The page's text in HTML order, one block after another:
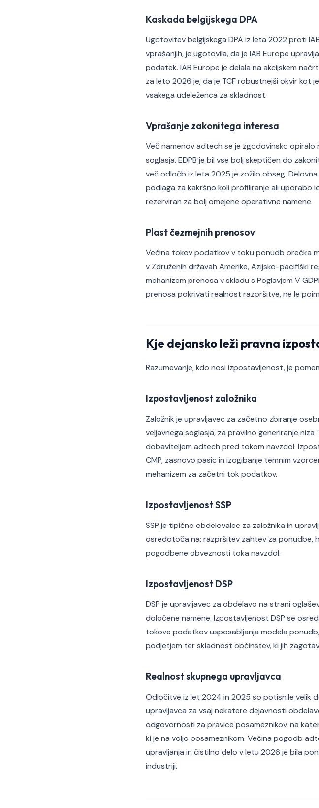
Kaskada belgijskega DPA
Ugotovitev belgijskega DPA iz leta 2022 proti
vprašanjih, je ugotovila, da je IAB Europe
podatek. IAB Europe je delala na akcijskem
za leto 2026 je, da je TCF robustnejši okvir kot
vsakega udeleženca za skladnost.
Vprašanje zakonitega interesa
Več namenov adtech se je zgodovinsko
soglasja. EDPB je bil vse bolj skeptičen do
več odločb iz leta 2025 je zožilo obseg.
podlaga za kakršno koli profiliranje ali uporabo
rezerviran za bolj omejene operativne namene.
Plast čezmejnih prenosov
Večina tokov podatkov v toku ponudb prečka
v Združenih državah Amerike, Azijsko-pacifiški
mehanizem prenosa v skladu s Poglavjem V
prenosa pokrivati realnost razpršitve, ne le
Kje dejansko leži pravna
Razumevanje, kdo nosi izpostavljenost, je
Izpostavljenost založnika
Založnik je upravljavec za začetno zbiranje
veljavnega soglasja, za pravilno generiranje
dobaviteljem adtech pred tokom navzdol.
CMP, zasnovo pasic in izogibanje temnim
mehanizem za začetni tok podatkov.
Izpostavljenost SSP
SSP je tipično obdelovalec za založnika in
osredotoča na: razpršitev zahtev za
pogodbene obveznosti toka navzdol.
Izpostavljenost DSP
DSP je upravljavec za obdelavo na strani
določene namene. Izpostavljenost DSP se
tokove podatkov usposabljanja modela
podjetjem ter skladnost občinstev, ki jih
Realnost skupnega upravljavca
Odločitve iz let 2024 in 2025 so potisnile velik
upravljavca za vsaj nekatere dejavnosti
odgovornosti za pravice posameznikov, na
ki je na voljo posameznikom. Večina pogodb
upravljanja in čistilno delo v letu 2026 je bila
industriji.